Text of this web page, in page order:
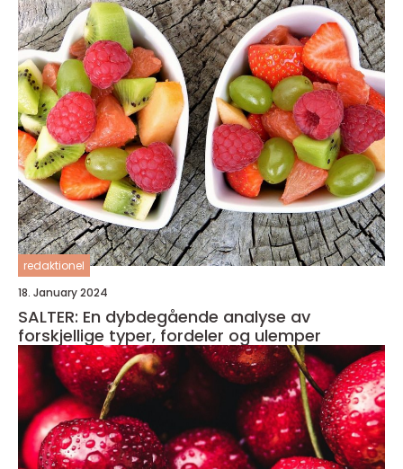
redaktionel
18. January 2024
SALTER: En dybdegående analyse av
forskjellige typer, fordeler og ulemper